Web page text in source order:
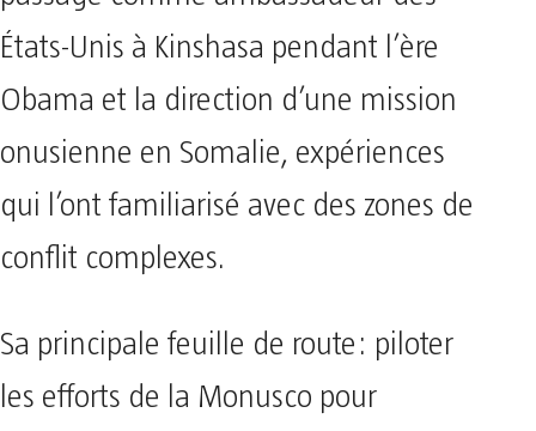
États-Unis à Kinshasa pendant l’ère
Obama et la direction d’une mission
onusienne en Somalie, expériences
qui l’ont familiarisé avec des zones de
conflit complexes.
Sa principale feuille de route: piloter
les efforts de la Monusco pour